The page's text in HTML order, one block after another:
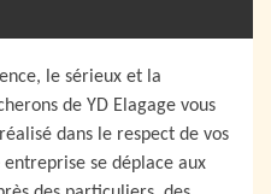
le sérieux et la
de YD Elagage vous
dans le respect de vos
se déplace aux